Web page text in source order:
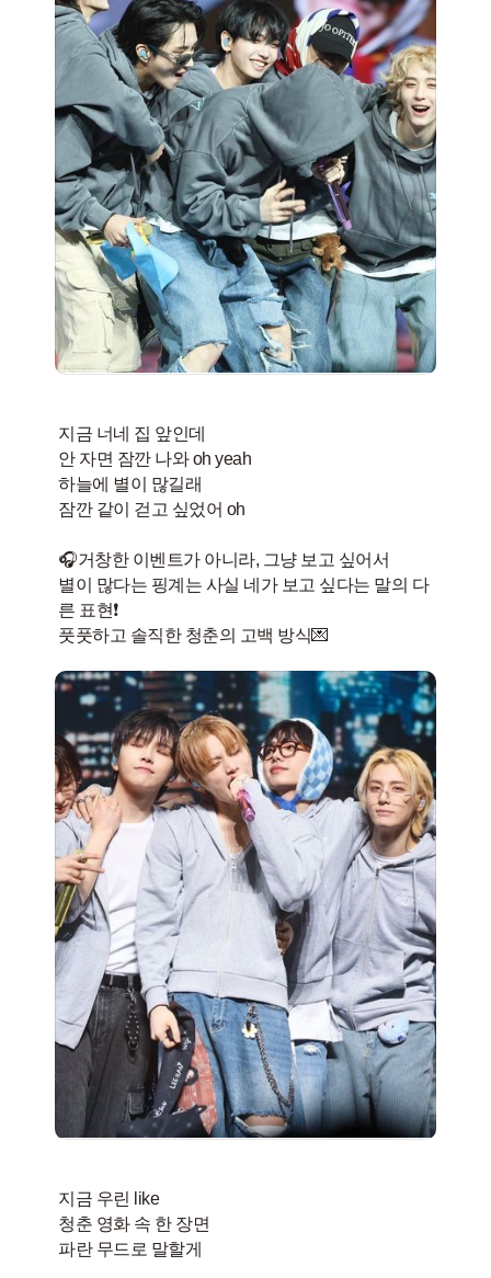
지금 너네 집 앞인데
안 자면 잠깐 나와 oh yeah
하늘에 별이 많길래
잠깐 같이 걷고 싶었어 oh
🎧거창한 이벤트가 아니라, 그냥 보고 싶어서
별이 많다는 핑계는 사실 네가 보고 싶다는 말의 다
른 표현❗️
지금 우린 like
청춘 영화 속 한 장면
파란 무드로 말할게